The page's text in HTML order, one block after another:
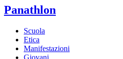
Panathlon
Scuola
Etica
Manifestazioni
Giovani